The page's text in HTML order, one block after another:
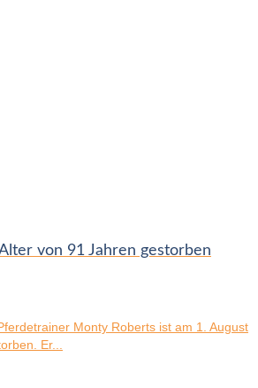
von 91 Jahren gestorben
Monty Roberts ist am 1. August
Er...